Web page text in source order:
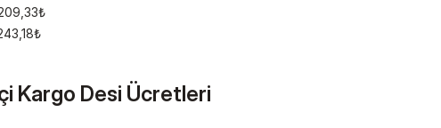
Kargo Desi Ücretleri